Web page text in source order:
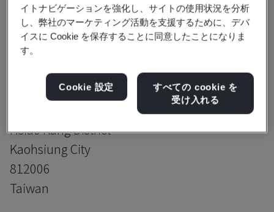
ISO 45001:2018
China Steel Machinery Corporation
Hsiao Kang District
Kaohsiung City
812006
Taiwan
イトナビゲーションを強化し、サイトの使用状況を分析
し、弊社のマーケティング活動を支援するために、デバ
イスに Cookie を保存することに同意したことになりま
す。
Cookie 設定
すべての cookie を
受け入れる